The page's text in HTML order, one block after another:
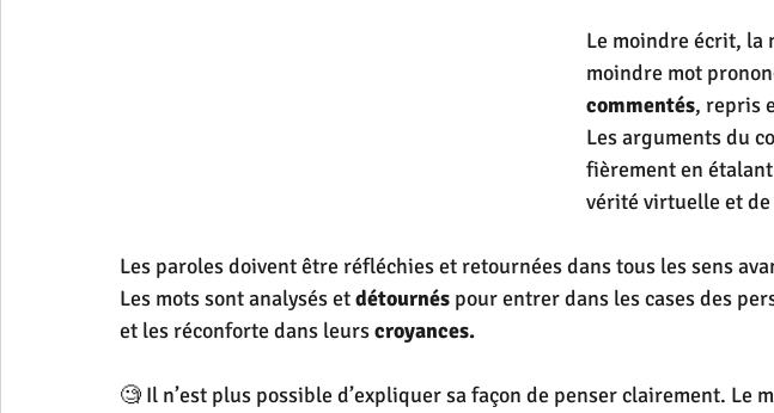
Le moindre écrit, la
moindre mot
commentés, repris
Les arguments du
fièrement en
vérité virtuelle et de
Les paroles doivent être réfléchies et retournées dans tous les sens
Les mots sont analysés et détournés pour entrer dans les cases des
et les réconforte dans leurs croyances.
🧐 Il n’est plus possible d’expliquer sa façon de penser clairement. Le